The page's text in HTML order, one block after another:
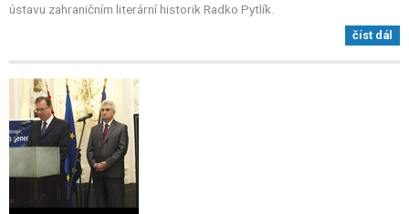
ústavu zahraničním literární historik Radko Pytlík.
číst dál